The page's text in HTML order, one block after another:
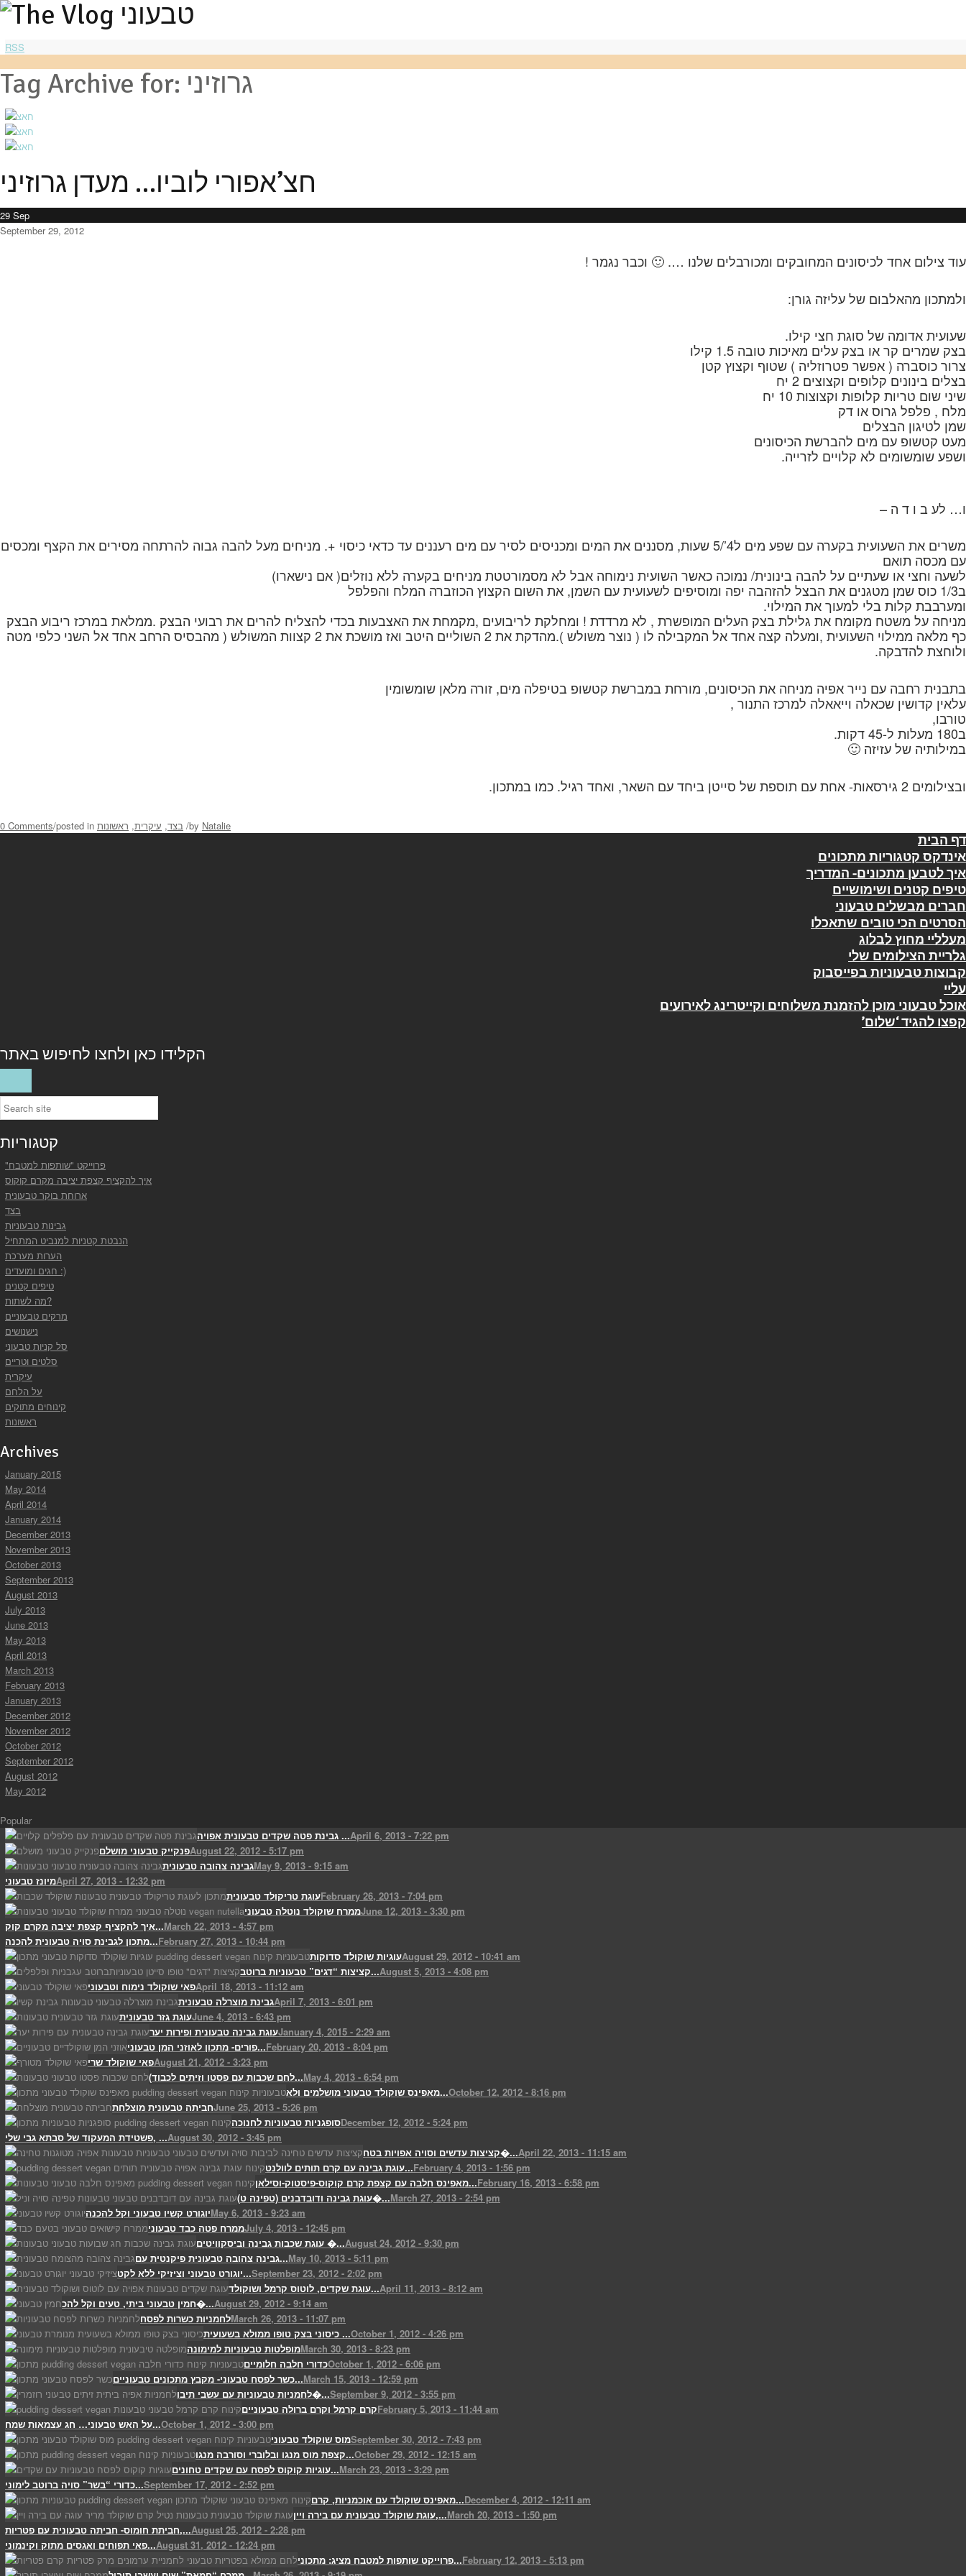
RSS
Tag Archive for: גרוזיני
חצ’אפורי לוביו… מעדן גרוזיני
29 Sep
September 29, 2012
עוד צילום אחד לכיסונים המחובקים ומכורבלים שלנו …. 🙂 וכבר נגמר !
ולמתכון מהאלבום של עליזה גורן:
שעועית אדומה של סוגת חצי קילו.
בצק שמרים קר או בצק עלים מאיכות טובה 1.5 קילו
צרור כוסברה ( אפשר פטרוזליה ) שטוף וקצוץ קטן
בצלים בינונים קלופים וקצוצים 2 יח
שיני שום טריות קלופות וקצוצות 10 יח
מלח , פלפל גרוס או דק
שמן לטיגון הבצלים
מעט קטשופ עם מים להברשת הכיסונים
ושפע שומשומים לא קלויים לזרייה.
ו… לע ב ו ד ה –
משרים את השעועית בקערה עם שפע מים ל4’/5 שעות, מסננים את המים ומכניסים לסיר עם מים רעננים עד כדאי כיסוי +. מניחים מעל להבה גבוה להרתחה מסירים את הקצף ומכסים
עם מכסה תואם
לשעה וחצי או שעתיים על להבה בינונית/ נמוכה כאשר השועית נימוחה אבל לא מסמורטטת מניחים בקערה ללא נוזלים( אם נישארו)
ב1/3 כוס שמן מטגנים את הבצל להזהבה יפה ומוסיפים לשעועית עם השמן, את השום הקצוץ הכוזברה המלח והפלפל
ומערבבת קלות בלי למעוך את המילוי.
מניחה על משטח מקומח את גלילת בצק העלים המופשרת , לא מרדדת ! ומחלקת לריבועים ,מקמחת את האצבעות בכדי להצליח להרים את רבועי הבצק .ממלאת במרכז ריבוע הבצק
כף מלאה ממילוי השעועית ,ומעלה קצה אחד אל המקבילה לו ( נוצר משולש ).מהדקת את 2 השוליים היטב ואז מושכת את 2 קצוות המשולש ( מהבסיס הרחב אחד אל השני כלפי מטה
ולוחצת להדבקה.
בתבנית רחבה עם נייר אפיה מניחה את הכיסונים, מורחת במברשת קטשופ בטיפלה מים, זורה מלאן שומשומין
עלאין קדושין שכאלה וייאאלה למרכז התנור ,
טורבו,
ב180 מעלות ל-45 דקות.
במילותיה של עזיזה 🙂
ובצילומים 2 גירסאות- אחת עם תוספת של סייטן ביחד עם השאר, ואחד רגיל. כמו במתכון.
0 Comments/posted in בצד, עיקרית, ראשונות /by Natalie
דף הבית
אינדקס קטגוריות מתכונים
איך לטבען מתכונים- המדריך
טיפים קטנים ושימושיים
חברים מבשלים טבעוני
הסרטים הכי טובים שתאכלו
מעלליי מחוץ לבלוג
גלריית הצילומים שלי
קבוצות טבעוניות בפייסבוק
עליי
אוכל טבעוני מוכן להזמנת משלוחים וקייטרינג לאירועים
קפצו להגיד ‘שלום’
הקלידו כאן ולחצו לחיפוש באתר
קטגוריות
"פרוייקט "שותפות למטבח
איך להקציף קצפת יציבה מקרם קוקוס
ארוחת בוקר טבעונית
בצד
גבינות טבעוניות
הנבטת קטניות למנביט המתחיל
הערות מערכת
חגים ומועדים :)
טיפים קטנים
מה לשתות?
מרקים טבעוניים
נישנושים
סל קניות טבעוני
סלטים וטריים
עיקרית
על הלחם
קינוחים מתוקים
ראשונות
Archives
January 2015
May 2014
April 2014
January 2014
December 2013
November 2013
October 2013
September 2013
August 2013
July 2013
June 2013
May 2013
April 2013
March 2013
February 2013
January 2013
December 2012
November 2012
October 2012
September 2012
August 2012
May 2012
Popular
גבינת פטה שקדים טבעונית אפויה ...April 6, 2013 - 7:22 pm
פנקייק טבעוני מושלםAugust 22, 2012 - 5:17 pm
גבינה צהובה טבעוניתMay 9, 2013 - 9:15 am
מיונז טבעוניApril 27, 2013 - 12:32 pm
עוגת טריקולד טבעוניתFebruary 26, 2013 - 7:04 pm
ממרח שוקולד נוטלה טבעוניJune 12, 2013 - 3:30 pm
איך להקציף קצפת יציבה מקרם קוק...March 22, 2013 - 4:57 pm
מתכון לגבינת סויה טבעונית להכנה...February 27, 2013 - 10:44 pm
עוגיות שוקולד סדוקותAugust 29, 2012 - 10:41 am
קציצות “דגים” טבעוניות ברוטב...August 5, 2013 - 4:08 pm
פאי שוקולד נימוח וטבעוניApril 18, 2013 - 11:12 am
גבינת מוצרלה טבעוניתApril 7, 2013 - 6:01 pm
עוגת גזר טבעוניתJune 4, 2013 - 6:43 pm
עוגת גבינה טבעונית ופירות יערJanuary 4, 2015 - 2:29 am
פורים- מתכון לאוזני המן טבעוני...February 20, 2013 - 8:04 pm
פאי שוקולד שריAugust 21, 2012 - 3:23 pm
(לחם שכבות עם פסטו וזיתים לכבוד...May 4, 2013 - 6:54 pm
מאפינס שוקולד טבעוני מושלמים ולא...October 12, 2012 - 8:16 pm
חביתה טבעונית מוצלחתJune 25, 2013 - 5:26 pm
סופגניות טבעוניות לחנוכהDecember 12, 2012 - 5:24 pm
פשטידת המעקוד של סבתא גבי שלי, ...August 30, 2012 - 3:45 pm
קציצות עדשים וסויה אפויות בטח�...April 22, 2013 - 11:15 am
עוגת גבינה עם קרם תותים לוולנט...February 4, 2013 - 1:56 pm
מאפינס חלבה עם קצפת קרם קוקוס-פיסטוק-וסילאן...February 16, 2013 - 6:58 pm
(עוגת גבינה ודובדבנים (טפינה ט�...March 27, 2013 - 2:54 pm
יוגורט קשיו טבעוני וקל להכנהMay 6, 2013 - 9:23 am
ממרח פטה כבד טבעוניJuly 4, 2013 - 12:45 pm
עוגת שכבות גבינה וביסקוויטים �...August 24, 2012 - 9:30 pm
גבינה צהובה טבעונית פיקנטית עם...May 10, 2013 - 5:11 pm
יוגורט טבעוני וציזיקי ללא לקט...September 23, 2012 - 2:02 pm
עוגת שקדים, לוטוס קרמל ושוקולד...April 11, 2013 - 8:12 am
חמין טבעוני ביתי, טעים וקל להכ�...August 29, 2012 - 9:14 am
לחמניות כשרות לפסחMarch 26, 2013 - 11:07 pm
כיסוני בצק טופו ממולא בשעועית ...October 1, 2012 - 4:26 pm
מופלטות טבעוניות למימונהMarch 30, 2013 - 8:23 pm
כדורי חלבה חלומייםOctober 1, 2012 - 6:06 pm
כשר לפסח טבעוני- מקבץ מתכונים טבעוניים...March 15, 2013 - 12:59 pm
לחמניות טבעוניות עם עשבי תיבו�...September 9, 2012 - 3:55 pm
קרם קרמל וקרם ברולה טבעונייםFebruary 5, 2013 - 11:44 am
על האש טבעוני… חג עצמאות שמח...October 1, 2012 - 3:00 pm
מוס שוקולד טבעוניSeptember 30, 2012 - 7:43 pm
קצפת מוס מנגו ובלוברי וסורבה מנגו...October 29, 2012 - 12:15 am
עוגיות קוקוס לפסח עם שקדים טחונים...March 23, 2013 - 3:29 pm
כדורי “בשר” סויה ברוטב לימוני...September 17, 2012 - 2:52 pm
מאפינס שוקולד עם אוכמניות, קרם...December 4, 2012 - 12:11 am
עוגת שוקולד טבעונית עם בירה ויין,...March 20, 2013 - 1:50 pm
חביתת חומוס- חביתה טבעונית עם פטריות,...August 25, 2012 - 2:28 pm
פאי תפוחים ואגסים מתוק וקינמוני...August 31, 2012 - 12:24 pm
פרוייקט שותפות למטבח מציג: מתכוני...February 12, 2013 - 5:13 pm